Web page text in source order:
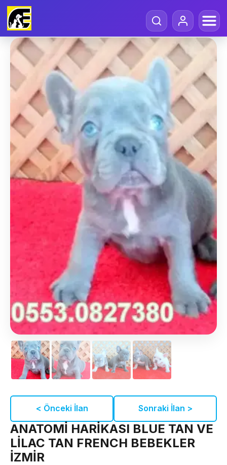
< Önceki İlan Sonraki İlan >
ANATOMİ HARİKASI BLUE TAN VE
LİLAC TAN FRENCH BEBEKLER
İZMİR